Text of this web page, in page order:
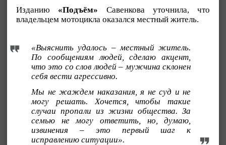
Изданию «Подъём» Савенкова уточнила, что
владельцем мотоцикла оказался местный житель.
«Выяснить удалось – местный житель.
По сообщениям людей, сделаю акцент,
что это со слов людей – мужчина склонен
себя вести агрессивно.
Мы не жаждем наказания, я не суд и не
могу решать. Хочется, чтобы такие
случаи пропали из жизни общества. За
семью не могу ответить, но, думаю,
извинения – это первый шаг к
исправлению ситуации».